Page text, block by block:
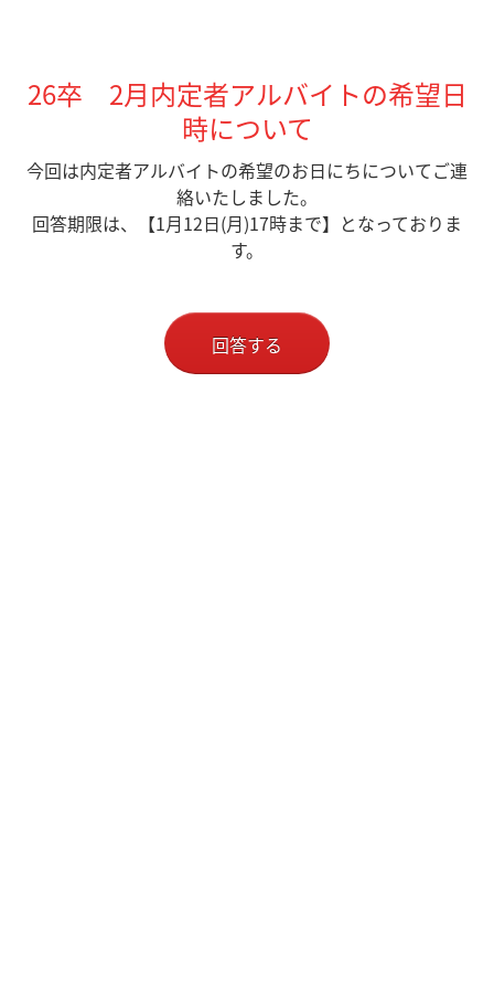
26卒 2月内定者アルバイトの希望日
時について
今回は内定者アルバイトの希望のお日にちについてご連
絡いたしました。
回答期限は、【1月12日(月)17時まで】となっておりま
す。
回答する